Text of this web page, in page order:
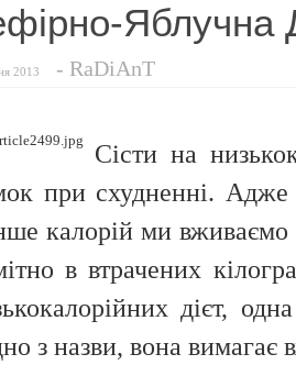
Чуттєвий
Яблучна
2013 - RaDiAnT
Сісти на
при схудненні.
калорій ми
в втрачених
дієт,
з назви, вона вимагає